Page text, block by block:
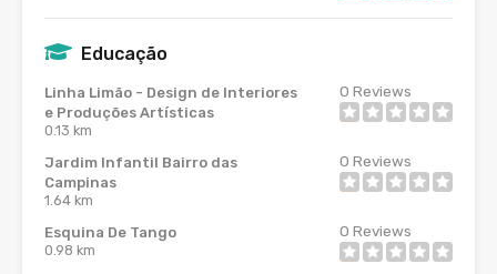
Educação
Linha Limão - Design de Interiores
e Produções Artísticas
0.13 km
0 Reviews
Jardim Infantil Bairro das
Campinas
1.64 km
0 Reviews
Esquina De Tango
0.98 km
0 Reviews